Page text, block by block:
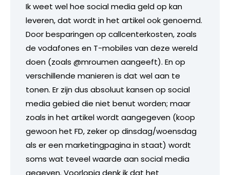
Ik weet wel hoe social media geld op kan
leveren, dat wordt in het artikel ook genoemd.
Door besparingen op callcenterkosten, zoals
de vodafones en T-mobiles van deze wereld
doen (zoals @mroumen aangeeft). En op
verschillende manieren is dat wel aan te
tonen. Er zijn dus absoluut kansen op social
media gebied die niet benut worden; maar
zoals in het artikel wordt aangegeven (koop
gewoon het FD, zeker op dinsdag/woensdag
als er een marketingpagina in staat) wordt
soms wat teveel waarde aan social media
gegeven. Voorlopig denk ik dat het